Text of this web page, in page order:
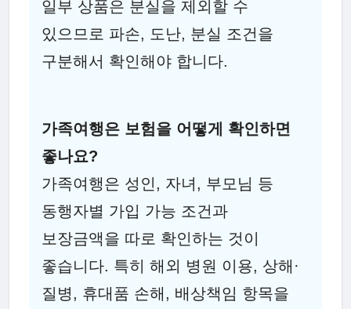
일부 상품은 분실을 제외할 수
있으므로 파손, 도난, 분실 조건을
구분해서 확인해야 합니다.
가족여행은 보험을 어떻게 확인하면
좋나요?
가족여행은 성인, 자녀, 부모님 등
동행자별 가입 가능 조건과
보장금액을 따로 확인하는 것이
좋습니다. 특히 해외 병원 이용, 상해·
질병, 휴대품 손해, 배상책임 항목을